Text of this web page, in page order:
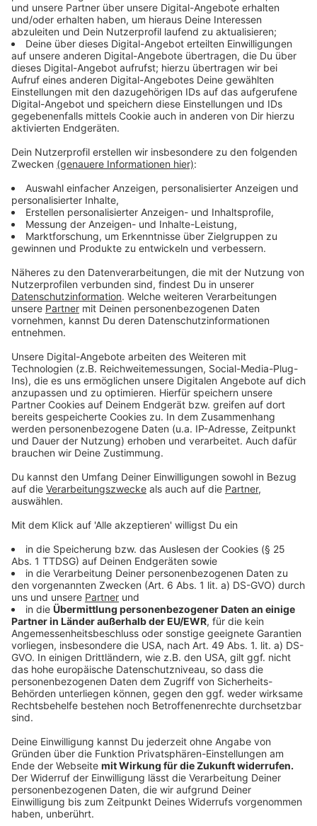
Verleihe könnten vermehrt auf Streaming
setzen
Anzeige
Ein kleines Beben in der Branche löste die Nachricht
aus, dass Universal nach dem Streaming-Erfolg von
"Trolls World Tour" über einen zeitgleichen Start von
Kino und Stream nachdenkt. Die weltweit größte
Kinokette AMC kündigte darauf an, in Zukunft auf das
Zeigen von Universal-Filmen zu verzichten. Das würde
dann auch neue Teile der "Fast and Furious"-Reihe
treffen. Da hat alleine der letzte Teil im Kino über 1,2
Milliarden Dollar eingespielt. Ob Universal in dem Streit
nachgibt, ist noch nicht bekannt.
Anzeige
Anzeige
Vom Ticketkauf bis zum Lieblingsplatz im Saal – der
Sicherheitsabstand verändert den Kinobesuch. So hat
etwa die Kinokette Cinemaxx angekündigt, dass es so
und Besucher geben soll. Geschäftsführer Frank
Thomsen erklärt: "Beim Einlass erfolgt eine
kontaktlose Ticketprüfung. An allen Kassen -
Kinokasse und Gastronomietheken - kann mit Karte
oder kontaktlos gezahlt werden."
Auch der Wunschplatz wird schwierig, schließlich muss
der Sicherheitsabstand von 1,5 Meter eingehalten
werden. Die Kinos hoffen allerdings, dass sich diese
Abstandsregeln noch einmal verändern werden. Denn
wenn es bei 1,5 Metern Abstand bleibt, kann ein Saal
nach Angaben der Verbände HDF Kino und AG Kino
maximal zu 20 oder 25 Prozent ausgelastet werden.
Die Mehrzahl der Plätze bleibt leer: "Wenn zwei Plätze
belegt sind, müssen 12 frei bleiben", sagt Christine
von der AG Kino wäre schon ein Meter Abstand - wie in
Österreich - eine Verbesserung, weil dann immerhin
jede Reihe besetzt werden könnte. "Dann wäre ein
Schachbrettsystem denkbar, bei dem zwar jede Reihe,
die Plätze aber versetzt und nicht direkt